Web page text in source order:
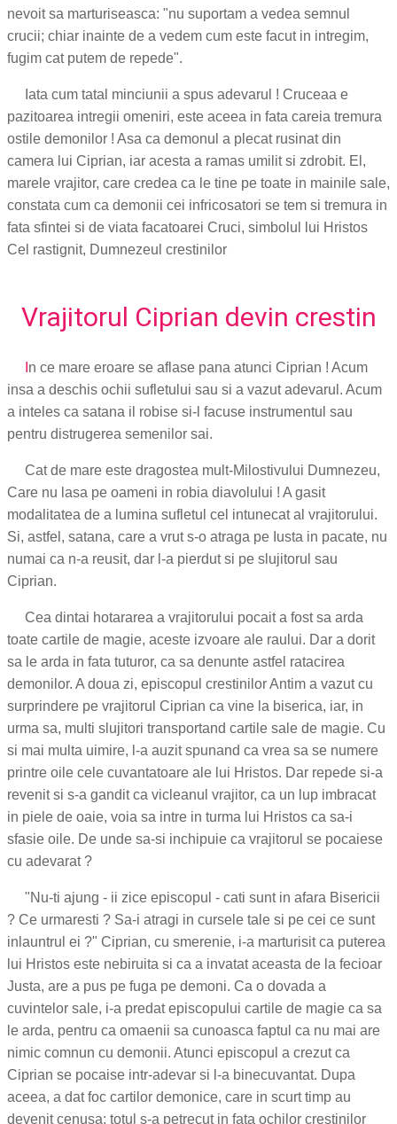
nevoit sa marturiseasca: "nu suportam a vedea semnul
crucii; chiar inainte de a vedem cum este facut in intregim,
fugim cat putem de repede".
Iata cum tatal minciunii a spus adevarul ! Cruceaa e
pazitoarea intregii omeniri, este aceea in fata careia tremura
ostile demonilor ! Asa ca demonul a plecat rusinat din
camera lui Ciprian, iar acesta a ramas umilit si zdrobit. El,
marele vrajitor, care credea ca le tine pe toate in mainile sale,
constata cum ca demonii cei infricosatori se tem si tremura in
fata sfintei si de viata facatoarei Cruci, simbolul lui Hristos
Cel rastignit, Dumnezeul crestinilor
Vrajitorul Ciprian devin crestin
n ce mare eroare se aflase pana atunci Ciprian ! Acum
insa a deschis ochii sufletului sau si a vazut adevarul. Acum
a inteles ca satana il robise si-l facuse instrumentul sau
pentru distrugerea semenilor sai.
Cat de mare este dragostea mult-Milostivului Dumnezeu,
Care nu lasa pe oameni in robia diavolului ! A gasit
modalitatea de a lumina sufletul cel intunecat al vrajitorului.
Si, astfel, satana, care a vrut s-o atraga pe Iusta in pacate, nu
numai ca n-a reusit, dar l-a pierdut si pe slujitorul sau
Ciprian.
Cea dintai hotararea a vrajitorului pocait a fost sa arda
toate cartile de magie, aceste izvoare ale raului. Dar a dorit
sa le arda in fata tuturor, ca sa denunte astfel ratacirea
demonilor. A doua zi, episcopul crestinilor Antim a vazut cu
surprindere pe vrajitorul Ciprian ca vine la biserica, iar, in
urma sa, multi slujitori transportand cartile sale de magie. Cu
si mai multa uimire, l-a auzit spunand ca vrea sa se numere
printre oile cele cuvantatoare ale lui Hristos. Dar repede si-a
revenit si s-a gandit ca vicleanul vrajitor, ca un lup imbracat
in piele de oaie, voia sa intre in turma lui Hristos ca sa-i
sfasie oile. De unde sa-si inchipuie ca vrajitorul se pocaiese
cu adevarat ?
"Nu-ti ajung - ii zice episcopul - cati sunt in afara Bisericii
? Ce urmaresti ? Sa-i atragi in cursele tale si pe cei ce sunt
inlauntrul ei ?" Ciprian, cu smerenie, i-a marturisit ca puterea
lui Hristos este nebiruita si ca a invatat aceasta de la fecioar
Justa, are a pus pe fuga pe demoni. Ca o dovada a
cuvintelor sale, i-a predat episcopului cartile de magie ca sa
le arda, pentru ca omaenii sa cunoasca faptul ca nu mai are
nimic comnun cu demonii. Atunci episcopul a crezut ca
Ciprian se pocaise intr-adevar si l-a binecuvantat. Dupa
aceea, a dat foc cartilor demonice, care in scurt timp au
devenit cenusa; totul s-a petrecut in fata ochilor crestinilor